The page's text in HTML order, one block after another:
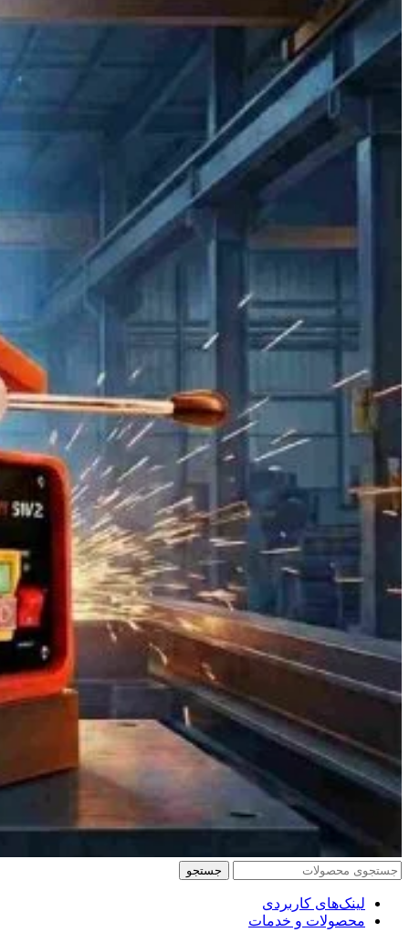
جستجو
لینک‌های کاربردی
محصولات و خدمات